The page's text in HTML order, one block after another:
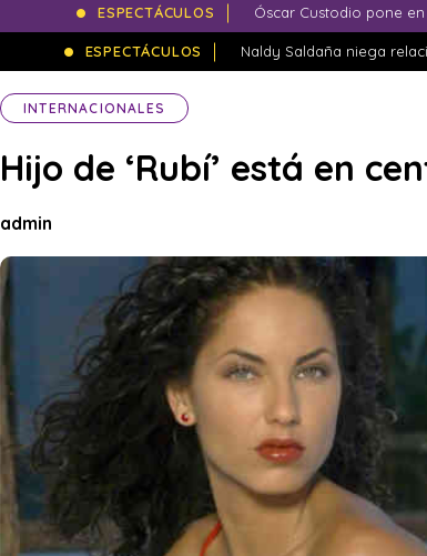
ESPECTÁCULOS Óscar Custodio pone
ESPECTÁCULOS Naldy Saldaña niega
INTERNACIONALES
Hijo de ‘Rubí’ está en
admin